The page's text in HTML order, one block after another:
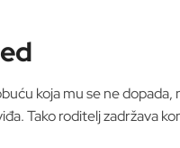
koja mu se ne
Tako roditelj zadržava